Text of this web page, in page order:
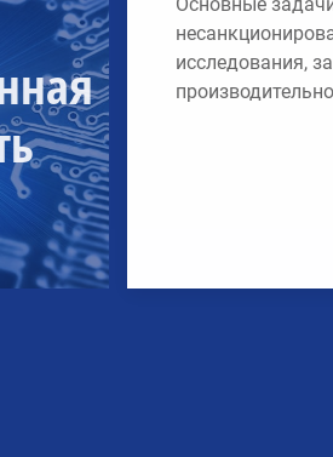
Основные
исследования,